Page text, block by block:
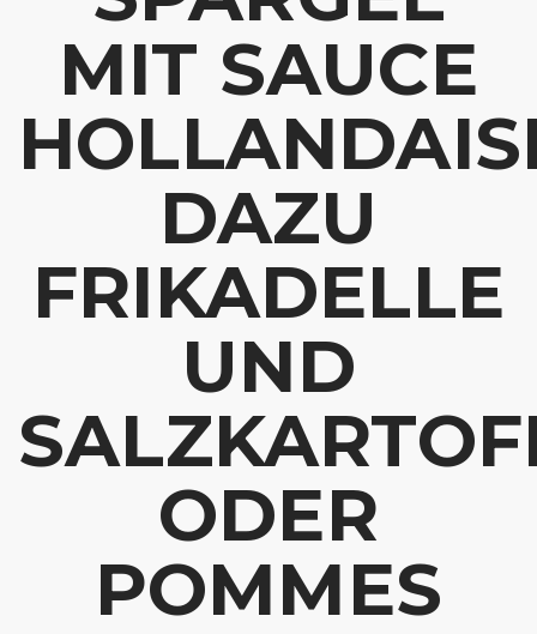
MIT SAUCE
DAZU
FRIKADELLE
UND
ODER
POMMES